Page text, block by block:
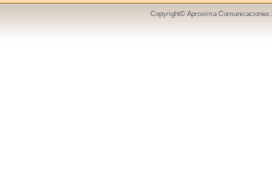
Copyright© Aproxima Comunicaciones